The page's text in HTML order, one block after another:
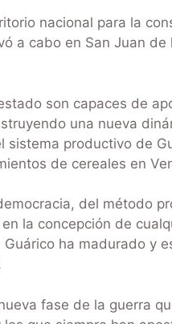
nacional para la
a cabo en San Juan de
son capaces de
una nueva
productivo de
de cereales en
del método
la concepción de
ha madurado y
fase de la guerra